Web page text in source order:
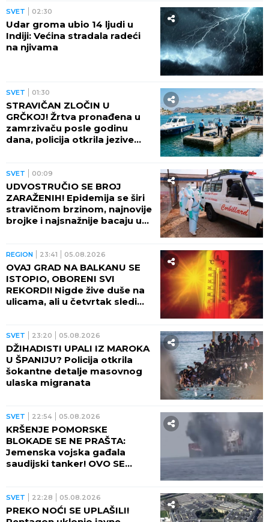
ZBOG DIJAGNOZE JE MESECIMA BILA U KREVETU
Naša pevačica pokazala kako prima INFUZIJU, pa
prodaje i kuću
PREVARENA ZA 50.000 EVRA:Emina
Jahović opljačkana u Istanbulu,
verovala devojci, a ova je posle
svega blokirala na mrežama
SVET
SVET 11:39
Rusiju sa 1.300 kilometara -
evo šta je pogođeno!
REGION 08:30
počelo prikupljanje Srba oko
škole u Prebilovcima!
SVET 03:30
poruke šire se mrežama: Tog
dana će sve imati smisla
SVET 02:30
na njivama